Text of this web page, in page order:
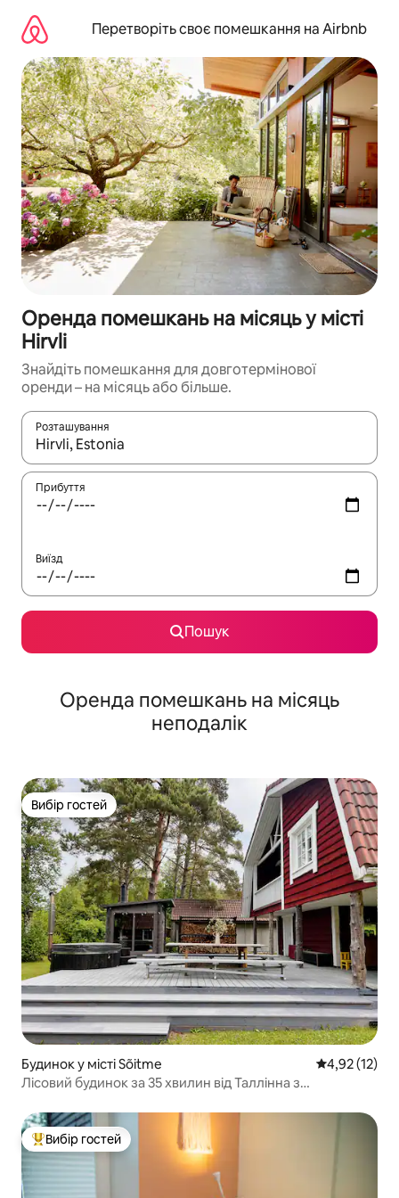
вмісту
Перетворіть своє помешкання на Airbnb
Оренда помешкань на місяць у місті
Hirvli
Знайдіть помешкання для довготермінової
оренди – на місяць або більше.
Розташування
Отримавши результати пошуку, використовуйте для
Прибуття
Виїзд
Пошук
Оренда помешкань на місяць
неподалік
Вибір гостей
Вибір гостей
Будинок у місті Sõitme Середня
4,92 (12)
Лісовий будинок за 35 хвилин від Таллінна з
Топ вибір гостей
Вибір гостей